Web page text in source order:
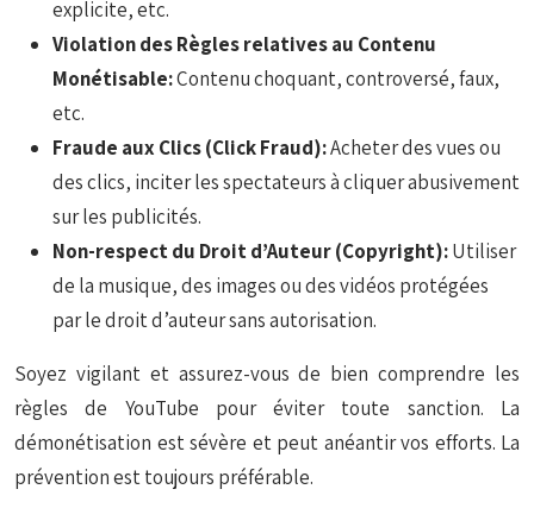
explicite, etc.
Violation des Règles relatives au Contenu
Monétisable:Contenu choquant, controversé, faux,
etc.
Fraude aux Clics (Click Fraud):Acheter des vues ou
des clics, inciter les spectateurs à cliquer abusivement
sur les publicités.
Non-respect du Droit d’Auteur (Copyright):Utiliser
de la musique, des images ou des vidéos protégées
par le droit d’auteur sans autorisation.
Soyez vigilant et assurez-vous de bien comprendre les
règles de YouTube pour éviter toute sanction. La
démonétisation est sévère et peut anéantir vos efforts. La
prévention est toujours préférable.